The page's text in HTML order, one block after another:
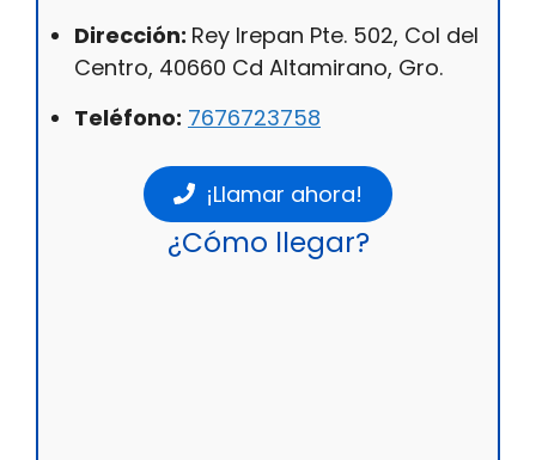
Dirección: Rey Irepan Pte. 502, Col del
Centro, 40660 Cd Altamirano, Gro.
Teléfono: 7676723758
¡Llamar ahora!
¿Cómo llegar?